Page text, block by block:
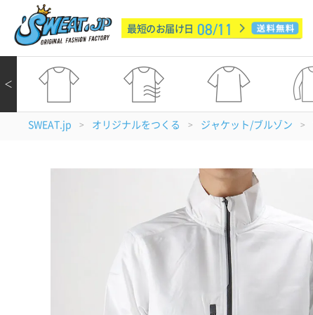
最短のお届け日 08/11
＜
SWEAT.jp > オリジナルをつくる > ジャケット/ブルゾン >